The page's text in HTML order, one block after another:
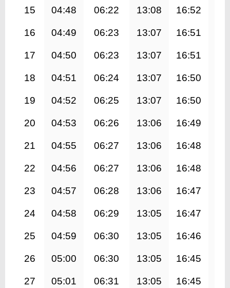
15 04:48 06:22 13:08 16:52
16 04:49 06:23 13:07 16:51
17 04:50 06:23 13:07 16:51
18 04:51 06:24 13:07 16:50
19 04:52 06:25 13:07 16:50
20 04:53 06:26 13:06 16:49
21 04:55 06:27 13:06 16:48
22 04:56 06:27 13:06 16:48
23 04:57 06:28 13:06 16:47
24 04:58 06:29 13:05 16:47
25 04:59 06:30 13:05 16:46
26 05:00 06:30 13:05 16:45
27 05:01 06:31 13:05 16:45